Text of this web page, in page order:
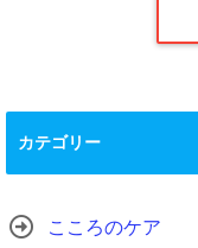
カテゴリー
こころのケア